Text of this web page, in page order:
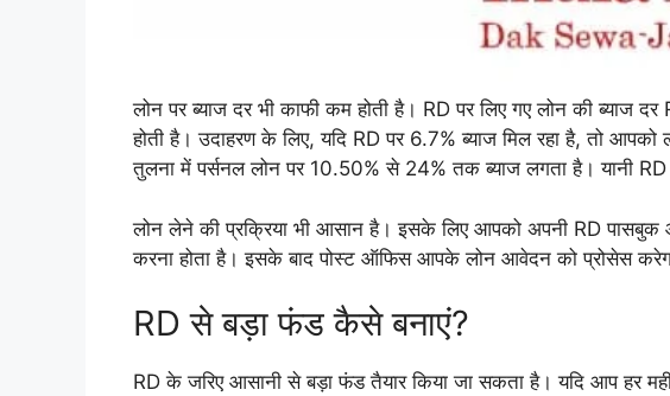
लोन पर ब्याज दर भी काफी कम होती है। RD पर लिए गए लोन की ब्याज
होती है। उदाहरण के लिए, यदि RD पर 6.7% ब्याज मिल रहा है, तो आपको
तुलना में पर्सनल लोन पर 10.50% से 24% तक ब्याज लगता है। यानी RD
लोन लेने की प्रक्रिया भी आसान है। इसके लिए आपको अपनी RD
करना होता है। इसके बाद पोस्ट ऑफिस आपके लोन आवेदन को प्रोसेस
RD से बड़ा फंड कैसे बनाएं?
RD के जरिए आसानी से बड़ा फंड तैयार किया जा सकता है। यदि आप हर